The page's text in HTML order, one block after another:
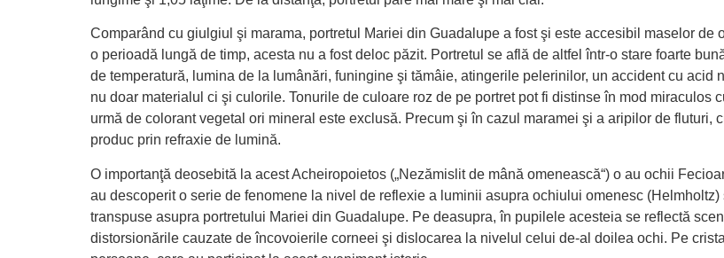
Comparând cu giulgiul şi marama, portretul Mariei din Guadalupe a fost şi este accesibil maselor
o perioadă lungă de timp, acesta nu a fost deloc păzit. Portretul se află de altfel într-o stare foarte
de temperatură, lumina de la lumânări, funingine şi tămâie, atingerile pelerinilor, un accident cu acid
nu doar materialul ci şi culorile. Tonurile de culoare roz de pe portret pot fi distinse în mod miraculos
urmă de colorant vegetal ori mineral este exclusă. Precum şi în cazul maramei şi a aripilor de fluturi,
produc prin refraxie de lumină.
O importanţă deosebită la acest Acheiropoietos („Nezămislit de mână omenească“) o au ochii
au descoperit o serie de fenomene la nivel de reflexie a luminii asupra ochiului omenesc
transpuse asupra portretului Mariei din Guadalupe. Pe deasupra, în pupilele acesteia se reflectă
distorsionările cauzate de încovoierile corneei şi dislocarea la nivelul celui de-al doilea ochi. Pe